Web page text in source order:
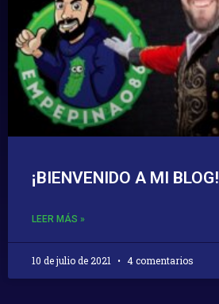
¡BIENVENIDO A MI BLOG!
LEER MÁS »
10 de julio de 2021 4 comentarios